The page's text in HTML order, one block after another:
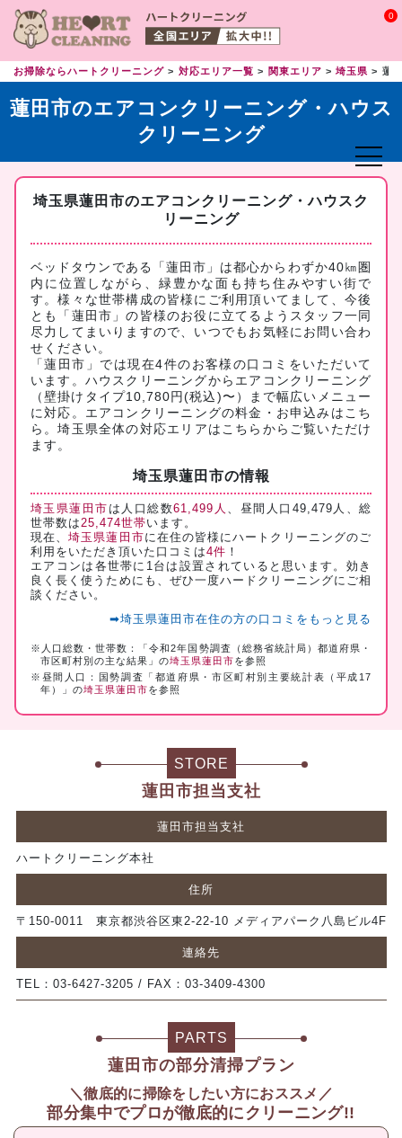
0
お掃除ならハートクリーニング 対応エリア一覧 関東エリア 埼玉県 蓮
蓮田市のエアコンクリーニング・ハウス
クリーニング
埼玉県蓮田市のエアコンクリーニング・ハウスク
リーニング
ベッドタウンである「蓮田市」は都心からわずか40㎞圏
内に位置しながら、緑豊かな面も持ち住みやすい街で
す。様々な世帯構成の皆様にご利用頂いてまして、今後
とも「蓮田市」の皆様のお役に立てるようスタッフ一同
尽力してまいりますので、いつでもお気軽にお問い合わ
せください。
「蓮田市」では現在4件のお客様の口コミをいただいて
います。ハウスクリーニングからエアコンクリーニング
（壁掛けタイプ10,780円(税込)〜）まで幅広いメニュー
に対応。 エアコンクリーニングの料金・お申込みはこち
ら 。埼玉県全体の対応エリアは こちら からご覧いただけ
ます。
埼玉県蓮田市の情報
埼玉県蓮田市 は人口総数61,499人 、昼間人口49,479人、総
世帯数は25,474世帯います。
現在、埼玉県蓮田市に在住の皆様にハートクリーニングのご
利用をいただき頂いた口コミは4件 ！
エアコンは各世帯に1台は設置されていると思います。効き
良く長く使うためにも、ぜひ一度ハードクリーニングにご相
談ください。
➡埼玉県蓮田市在住の方の口コミをもっと見る
※人口総数・世帯数：「令和2年国勢調査（総務省統計局）都道府県・
市区町村別の主な結果」の埼玉県蓮田市を参照
※昼間人口：国勢調査「都道府県・市区町村別主要統計表（平成17
年）」の埼玉県蓮田市を参照
STORE
蓮田市担当支社
蓮田市担当支社
ハートクリーニング本社
住所
〒150-0011 東京都渋谷区東2-22-10 メディアパーク八島ビル4F
連絡先
TEL：03-6427-3205 / FAX：03-3409-4300
PARTS
蓮田市の部分清掃プラン
＼徹底的に掃除をしたい方におススメ／
部分集中でプロが徹底的にクリーニング!!